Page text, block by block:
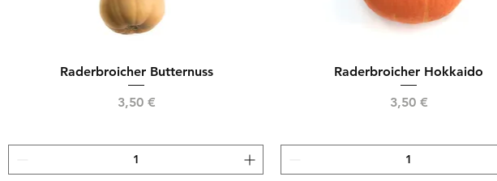
Raderbroicher Butternuss
Preis
3,50 €
Raderbroicher Hokkaido
Preis
3,50 €